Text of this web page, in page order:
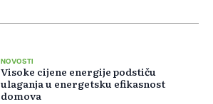
NOVOSTI
Visoke cijene energije podstiču
ulaganja u energetsku efikasnost
domova